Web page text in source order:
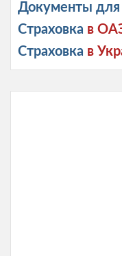
Документы для
Страховка в
Страховка в